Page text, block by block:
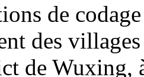
de
des
de Wuxing,